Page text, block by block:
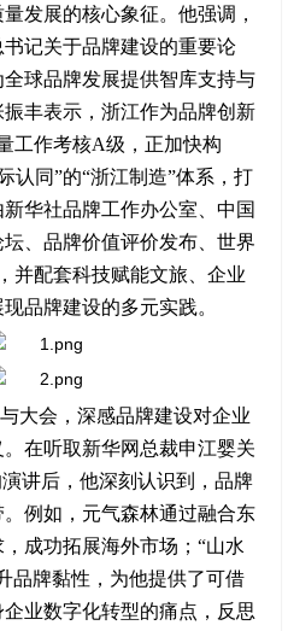
发展的核心象征。他强调，
记关于品牌建设的重要论
球品牌发展提供智库支持与
丰表示，浙江作为品牌创新
工作考核A级，正加快构
认同”的“浙江制造”体系，打
华社品牌工作办公室、中国
、品牌价值评价发布、世界
并配套科技赋能文旅、企业
品牌建设的多元实践。
大会，深感品牌建设对企业
在听取新华网总裁申江婴关
讲后，他深刻认识到，品牌
例如，元气森林通过融合东
成功拓展海外市场；“山水
品牌黏性，为他提供了可借
业数字化转型的痛点，反思